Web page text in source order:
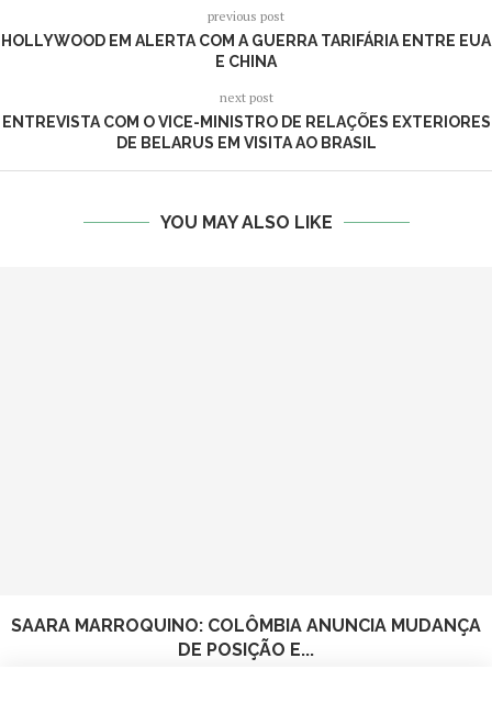
previous post
HOLLYWOOD EM ALERTA COM A GUERRA TARIFÁRIA ENTRE EUA
E CHINA
next post
ENTREVISTA COM O VICE-MINISTRO DE RELAÇÕES EXTERIORES
DE BELARUS EM VISITA AO BRASIL
YOU MAY ALSO LIKE
SAARA MARROQUINO: COLÔMBIA ANUNCIA MUDANÇA
DE POSIÇÃO E...